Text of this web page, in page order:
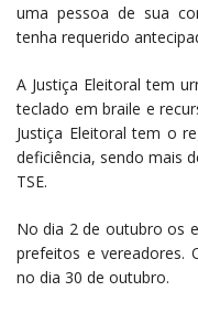
uma pessoa de sua
tenha requerido
A Justiça Eleitoral tem
teclado em braile e
Justiça Eleitoral tem o
deficiência, sendo mais
TSE.
No dia 2 de outubro os
prefeitos e vereadores.
no dia 30 de outubro.